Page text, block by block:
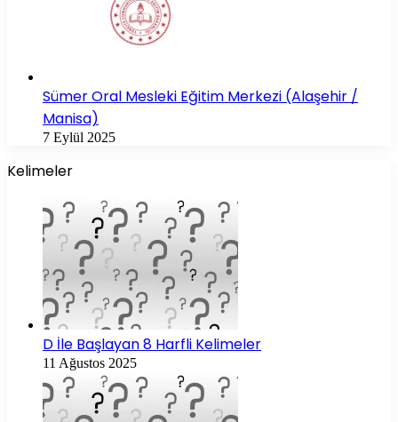
Sümer Oral Mesleki Eğitim Merkezi (Alaşehir /
Manisa)
7 Eylül 2025
Kelimeler
D İle Başlayan 8 Harfli Kelimeler
11 Ağustos 2025